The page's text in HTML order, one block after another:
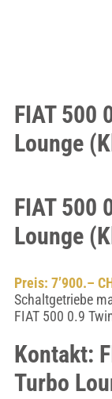
FIAT 500
Lounge
FIAT 500
Lounge
Preis: 7’900.–
Schaltgetriebe
FIAT 500 0.9
Kontakt:
Turbo